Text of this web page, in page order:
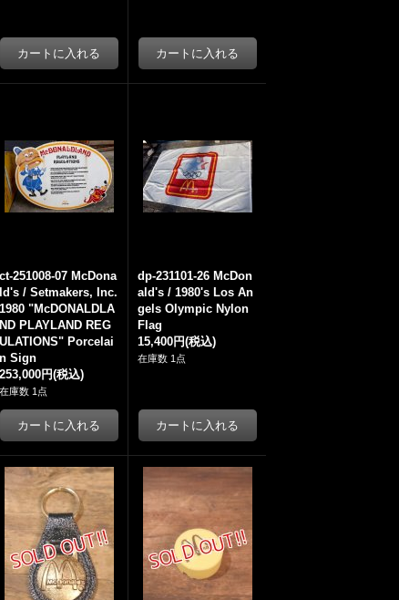
ct-251008-07 McDona
ld's / Setmakers, Inc.
1980 "McDONALDLA
ND PLAYLAND REG
ULATIONS" Porcelai
n Sign
253,000円(税込)
在庫数 1点
dp-231101-26 McDon
ald's / 1980's Los An
gels Olympic Nylon
Flag
15,400円(税込)
在庫数 1点